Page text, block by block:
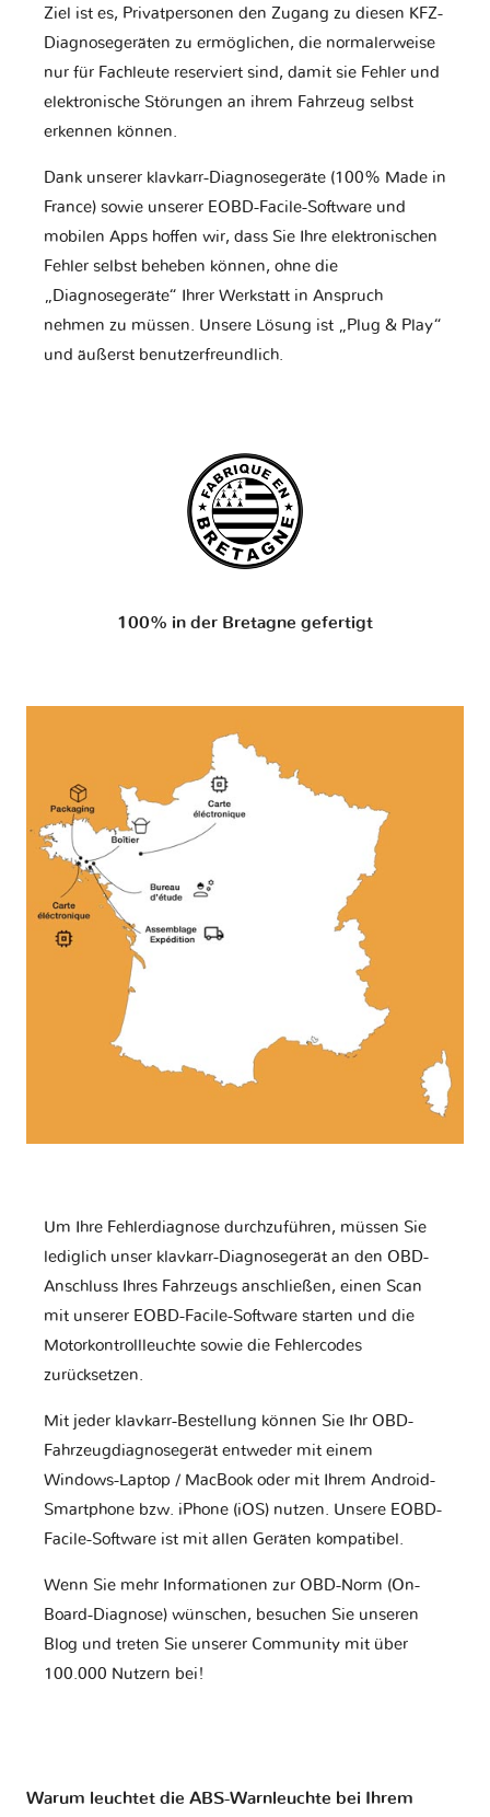
Ziel ist es, Privatpersonen den Zugang zu diesen KFZ-
Diagnosegeräten zu ermöglichen, die normalerweise
nur für Fachleute reserviert sind, damit sie Fehler und
elektronische Störungen an ihrem Fahrzeug selbst
erkennen können.
Dank unserer klavkarr-Diagnosegeräte (100% Made in
France) sowie unserer EOBD-Facile-Software und
mobilen Apps hoffen wir, dass Sie Ihre elektronischen
Fehler selbst beheben können, ohne die
„Diagnosegeräte“ Ihrer Werkstatt in Anspruch
nehmen zu müssen. Unsere Lösung ist „Plug & Play“
und äußerst benutzerfreundlich.
100% in der Bretagne gefertigt
Um Ihre Fehlerdiagnose durchzuführen, müssen Sie
lediglich unser klavkarr-Diagnosegerät an den OBD-
Anschluss Ihres Fahrzeugs anschließen, einen Scan
mit unserer EOBD-Facile-Software starten und die
Motorkontrollleuchte sowie die Fehlercodes
zurücksetzen.
Mit jeder klavkarr-Bestellung können Sie Ihr OBD-
Fahrzeugdiagnosegerät entweder mit einem
Windows-Laptop / MacBook oder mit Ihrem Android-
Smartphone bzw. iPhone (iOS) nutzen. Unsere EOBD-
Facile-Software ist mit allen Geräten kompatibel.
Wenn Sie mehr Informationen zur OBD-Norm (On-
Board-Diagnose) wünschen, besuchen Sie unseren
Blog und treten Sie unserer Community mit über
100.000 Nutzern bei!
Warum leuchtet die ABS-Warnleuchte bei Ihrem